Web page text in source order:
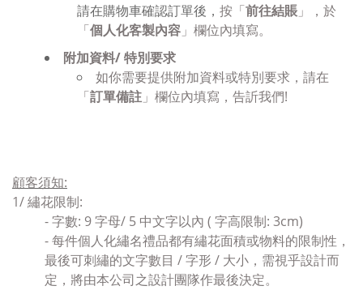
請在購物車確認訂單後， 按「前往結賬 」，於
「個人化客製內容 」欄位內填寫。
附加資料/ 特別要求
如你需要提供附加資料或特別要求，請在
「訂單備註 」欄位內填寫，告訢我們!
顧客須知:
1/繡花限制:
- 字數: 9 字母/ 5 中文字以內 ( 字高限制: 3cm)
-每件個人化繡名禮品都有繡花面積或物料的限制性，
最後可刺繡的文字數目 / 字形 / 大小，需視乎設計而
定，將由本公司之設計團隊作最後決定。